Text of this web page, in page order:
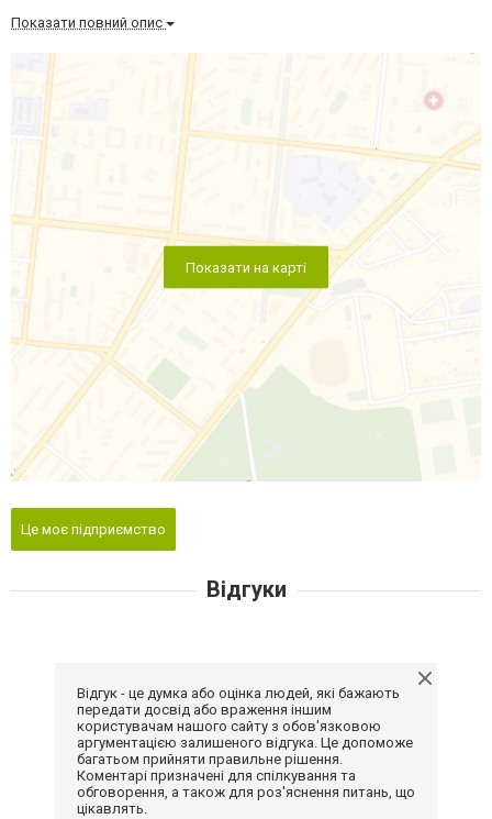
Показати повний опис
Показати на карті
Це моє підприємство
Відгуки
Відгук - це думка або оцінка людей, які бажають
передати досвід або враження іншим
користувачам нашого сайту з обов'язковою
аргументацією залишеного відгука. Це допоможе
багатьом прийняти правильне рішення.
Коментарі призначені для спілкування та
обговорення, а також для роз'яснення питань, що
цікавлять.